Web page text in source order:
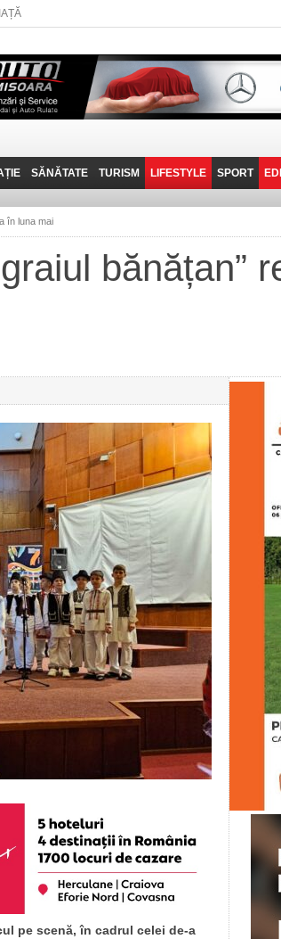
SĂNĂTATE TURISM
PRIN MUNȚII
FANTASTICUL BANAT
LIFESTYLE
POVESTE DE VIAȚĂ
SPORT
în luna mai
bănățan”
pe scenă, în cadrul celei de-a